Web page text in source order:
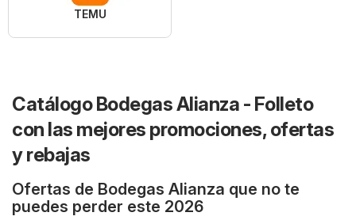
TEMU
Catálogo Bodegas Alianza - Folleto
con las mejores promociones, ofertas
y rebajas
Ofertas de Bodegas Alianza que no te
puedes perder este 2026